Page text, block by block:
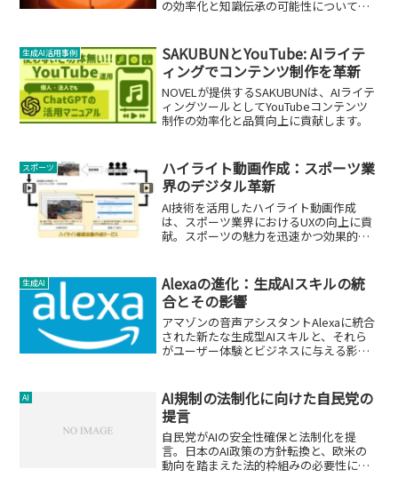
の効率化と知識伝承の可能性についての
生成AI活用事例
SAKUBUNとYouTube: AIライテ
ィングでコンテンツ制作を革新
NOVELが提供するSAKUBUNは、AIライテ
ィングツールとしてYouTubeコンテンツ
制作の効率化と品質向上に貢献します。
スポーツ
ハイライト動画作成：スポーツ業
界のデジタル革新
AI技術を活用したハイライト動画作成
は、スポーツ業界におけるUXの向上に貢
献。スポーツの魅力を迅速かつ効果的に
生成AI
Alexaの進化：生成AIスキルの統
合とその影響
アマゾンの音声アシスタントAlexaに統合
された新たな生成型AIスキルと、それら
がユーザー体験とビジネスに与える影響
AI
AI規制の法制化に向けた自民党の
提言
自民党がAIの安全性確保と法制化を提
言。日本のAI政策の方針転換と、欧米の
動向を踏まえた法的枠組みの必要性につ